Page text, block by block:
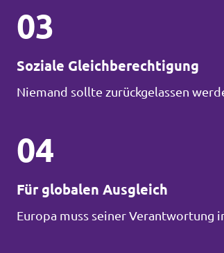
03
Soziale Gleichberechtigung
Niemand sollte zurückgelassen
04
Für globalen Ausgleich
Europa muss seiner Verantwortung